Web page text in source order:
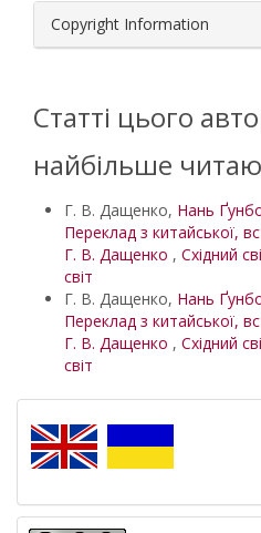
Copyright Information
Статті цього
найбільше
Г. В. Дащенко, Нань
Переклад з китайської,
Г. В. Дащенко , Східний
світ
Г. В. Дащенко, Нань
Переклад з китайської,
Г. В. Дащенко , Східний
світ